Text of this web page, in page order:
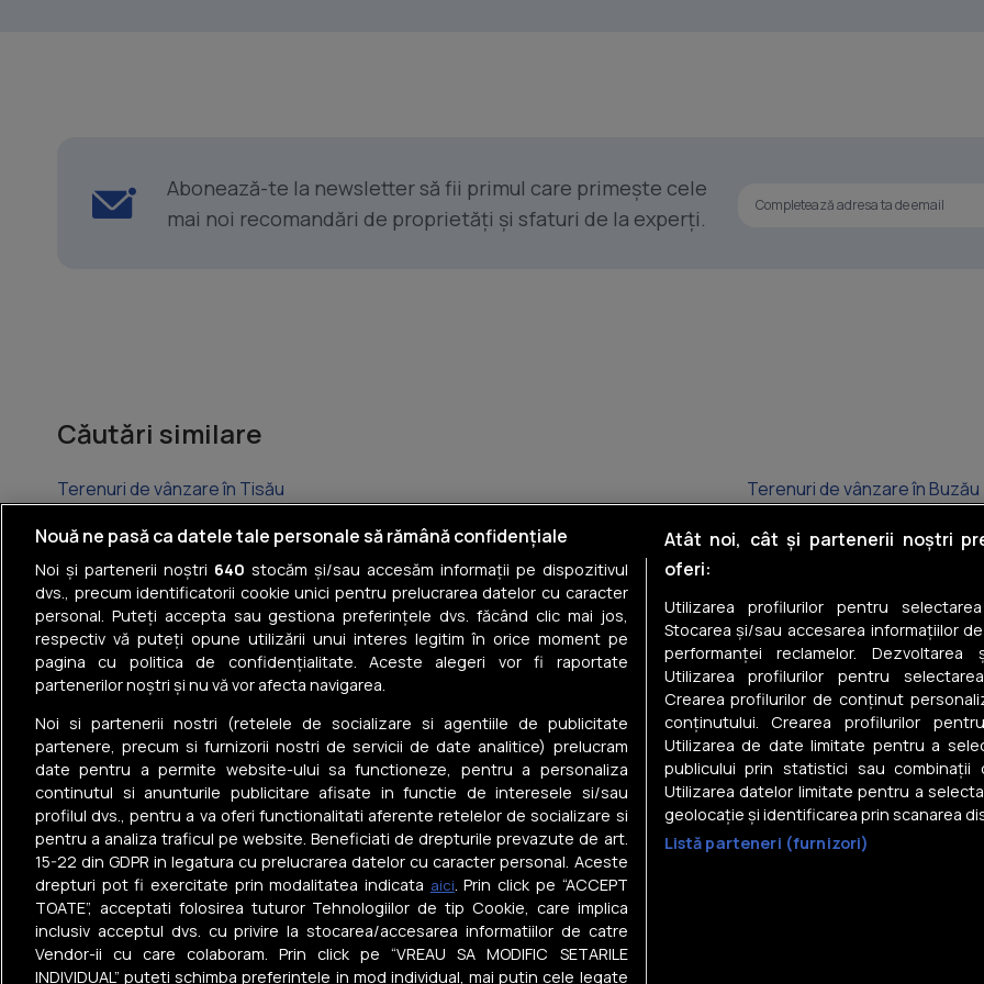
Abonează-te la newsletter să fii primul care primește cele
mai noi recomandări de proprietăți și sfaturi de la experți.
Căutări similare
Terenuri de vânzare în Tisău
Terenuri de vânzare în Buzău
Terenuri de vânzare în Merei
Terenuri de vânzare în
Terenuri de vânzare în Mărăcineni
Terenuri de vânzare în Vadu Pașii
Terenuri de vânzare în
Terenuri de vânzare în Râmnicu Sărat
Terenuri de vânzare în Spătaru
Terenuri de vânzare în Pârscov
Terenuri de vânzare în
Tel: +40 374 40 44 99
Iride Business Park, Bld. Dimitrie
Pompeiu 9-9A, Clădirea B2B, 020335,
sector 2, București, România
© Realmedia Network
2026
Politica de
confidențialitate
Termeni și
condiții
Statistici
vizitatori
Despre noi
Nouă ne pasă ca datele tale personale să rămână confidențiale
Noi și partenerii noștri 640 stocăm și/sau accesăm informații pe dispozitivul
dvs., precum identificatorii cookie unici pentru prelucrarea datelor cu caracter
personal. Puteți accepta sau gestiona preferințele dvs. făcând clic mai jos,
respectiv vă puteți opune utilizării unui interes legitim în orice moment pe
pagina cu politica de confidențialitate. Aceste alegeri vor fi raportate
partenerilor noștri și nu vă vor afecta navigarea.
Noi si partenerii nostri (retelele de socializare si agentiile de publicitate
partenere, precum si furnizorii nostri de servicii de date analitice) prelucram
date pentru a permite website-ului sa functioneze, pentru a personaliza
continutul si anunturile publicitare afisate in functie de interesele si/sau
profilul dvs., pentru a va oferi functionalitati aferente retelelor de socializare si
pentru a analiza traficul pe website. Beneficiati de drepturile prevazute de art.
15-22 din GDPR in legatura cu prelucrarea datelor cu caracter personal. Aceste
drepturi pot fi exercitate prin modalitatea indicata aici. Prin click pe “ACCEPT
TOATE”, acceptati folosirea tuturor Tehnologiilor de tip Cookie, care implica
inclusiv acceptul dvs. cu privire la stocarea/accesarea informatiilor de catre
Vendor-ii cu care colaboram. Prin click pe “VREAU SA MODIFIC SETARILE
INDIVIDUAL” puteti schimba preferintele in mod individual, mai putin cele legate
Atât noi, cât și partenerii noștri
oferi:
Utilizarea profilurilor pentru
Stocarea și/sau accesarea informațiilor
performanței reclamelor. Dezvoltarea
Utilizarea profilurilor pentru
Crearea profilurilor de conținut
conținutului. Crearea profilurilor
Utilizarea de date limitate pentru a
publicului prin statistici sau
Utilizarea datelor limitate pentru a
geolocație și identificarea prin scanarea
Listă parteneri (furnizori)